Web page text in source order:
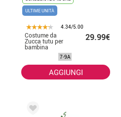
ULTIME UNITÀ
4.34/5.00
Costume da
Zucca tutu per
bambina
29.99€
7-9A
AGGIUNGI